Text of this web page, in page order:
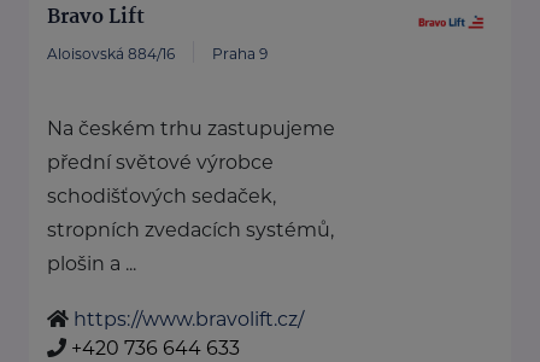
Bravo Lift
Aloisovská 884/16 Praha 9
Na českém trhu zastupujeme
přední světové výrobce
schodišťových sedaček,
stropních zvedacích systémů,
plošin a ...
https://www.bravolift.cz/
+420 736 644 633